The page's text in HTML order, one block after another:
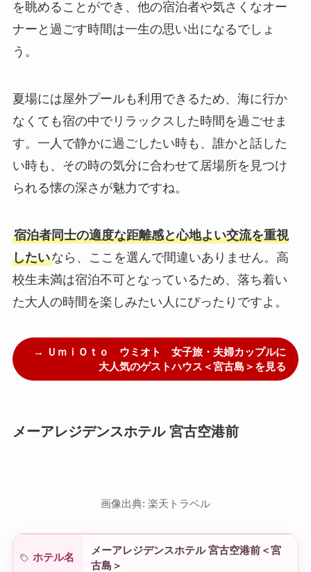
を眺めることができ、他の宿泊者や気さくなオー
ナーと過ごす時間は一生の思い出になるでしょ
う。
夏場には屋外プールも利用できるため、海に行か
なくても宿の中でリラックスした時間を過ごせま
す。一人で静かに過ごしたい時も、誰かと話した
い時も、その時の気分に合わせて居場所を見つけ
られる懐の深さが魅力ですね。
宿泊者同士の適度な距離感と心地よい交流を重視
したいなら、ここを選んで間違いありません。高
校生未満は宿泊不可となっているため、落ち着い
た大人の時間を楽しみたい人にぴったりですよ。
→ ＵｍｉＯｔｏ ウミオト 女子旅・夫婦カップルに
大人気のゲストハウス＜宮古島＞を見る
メーアレジデンスホテル 宮古空港前
画像出典: 楽天トラベル
ホテル名
メーアレジデンスホテル 宮古空港前＜宮
古島＞